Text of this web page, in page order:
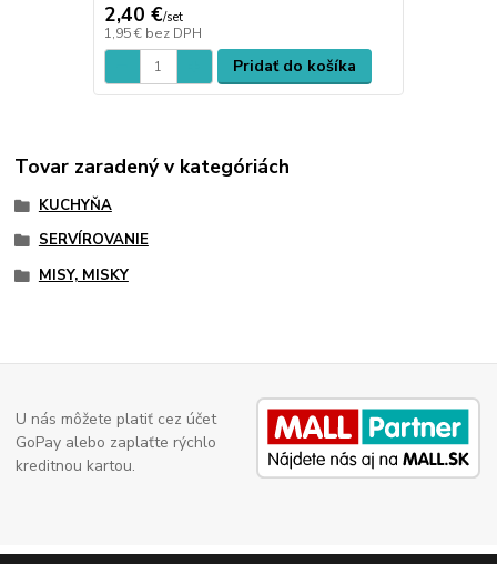
2,40 €/set
1,95 € bez DPH
Pridať do košíka
Tovar zaradený v kategóriách
KUCHYŇA
SERVÍROVANIE
MISY, MISKY
U nás môžete platiť cez účet
GoPay alebo zaplaťte rýchlo
kreditnou kartou.